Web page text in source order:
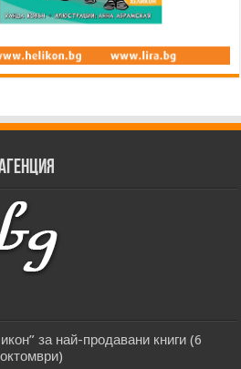
за най-продавани книги (6